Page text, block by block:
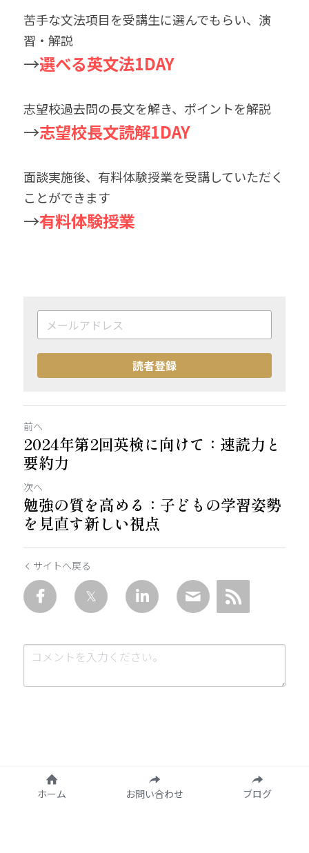
苦手な文法項目を受講生に選んでもらい、演
習・解説
→選べる英文法1DAY
志望校過去問の長文を解き、ポイントを解説
→志望校長文読解1DAY
面談実施後、有料体験授業を受講していただく
ことができます
→有料体験授業
読者登録
前へ
2024年第2回英検に向けて：速読力と
要約力
次へ
勉強の質を高める：子どもの学習姿勢
を見直す新しい視点
サイトへ戻る
送信
ホーム お問い合わせ ブログ